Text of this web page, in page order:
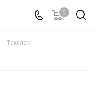
0
- Такелаж